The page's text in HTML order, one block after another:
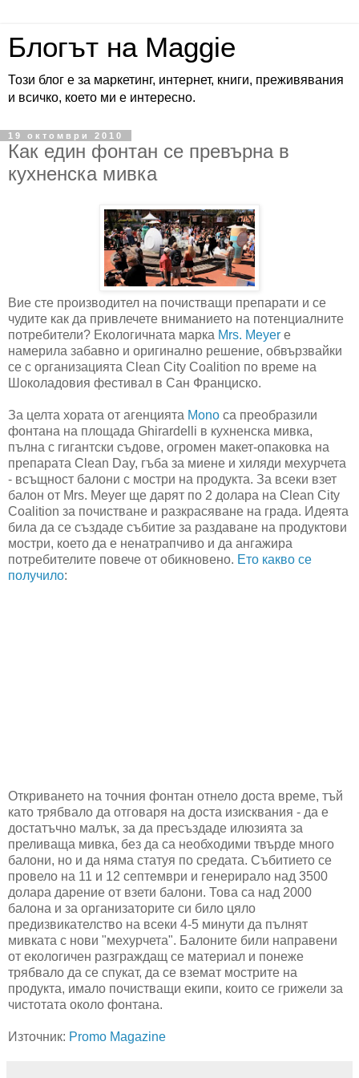
Блогът на Maggie
Този блог е за маркетинг, интернет, книги, преживявания
и всичко, което ми е интересно.
19 октомври 2010
Как един фонтан се превърна в
кухненска мивка
Вие сте производител на почистващи препарати и се
чудите как да привлечете вниманието на потенциалните
потребители? Екологичната марка Mrs. Meyer е
намерила забавно и оригинално решение, обвързвайки
се с организацията Clean City Coalition по време на
Шоколадовия фестивал в Сан Франциско.
За целта хората от агенцията Mono са преобразили
фонтана на площада Ghirardelli в кухненска мивка,
пълна с гигантски съдове, огромен макет-опаковка на
препарата Clean Day, гъба за миене и хиляди мехурчета
- всъщност балони с мостри на продукта. За всеки взет
балон от Mrs. Meyer ще дарят по 2 долара на Clean City
Coalition за почистване и разкрасяване на града. Идеята
била да се създаде събитие за раздаване на продуктови
мостри, което да е ненатрапчиво и да ангажира
потребителите повече от обикновено. Ето какво се
получило:
Откриването на точния фонтан отнело доста време, тъй
като трябвало да отговаря на доста изисквания - да е
достатъчно малък, за да пресъздаде илюзията за
преливаща мивка, без да са необходими твърде много
балони, но и да няма статуя по средата. Събитието се
провело на 11 и 12 септември и генерирало над 3500
долара дарение от взети балони. Това са над 2000
балона и за организаторите си било цяло
предизвикателство на всеки 4-5 минути да пълнят
мивката с нови "мехурчета". Балоните били направени
от екологичен разграждащ се материал и понеже
трябвало да се спукат, да се вземат мострите на
продукта, имало почистващи екипи, които се грижели за
чистотата около фонтана.
Източник: Promo Magazine